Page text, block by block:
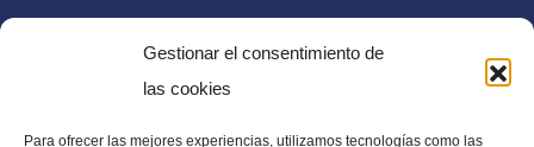
Gestionar el consentimiento de
las cookies
Para ofrecer las mejores experiencias, utilizamos tecnologías como las